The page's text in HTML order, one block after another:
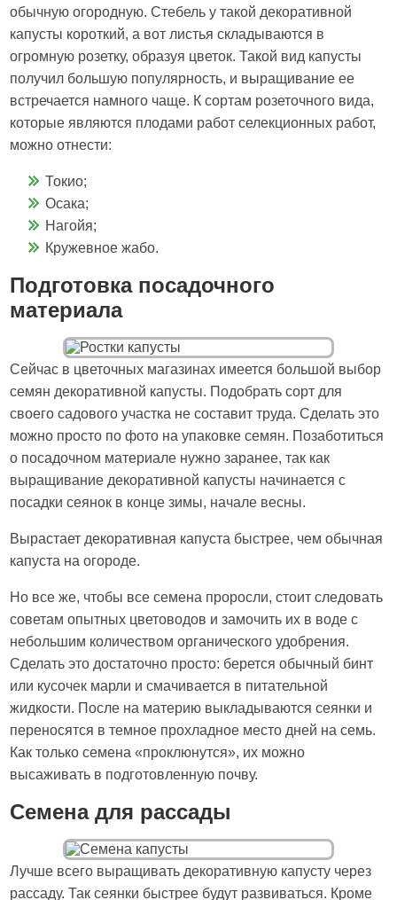
обычную огородную. Стебель у такой декоративной
капусты короткий, а вот листья складываются в
огромную розетку, образуя цветок. Такой вид капусты
получил большую популярность, и выращивание ее
встречается намного чаще. К сортам розеточного вида,
которые являются плодами работ селекционных работ,
можно отнести:
Токио;
Осака;
Нагойя;
Кружевное жабо.
Подготовка посадочного
материала
Сейчас в цветочных магазинах имеется большой выбор
семян декоративной капусты. Подобрать сорт для
своего садового участка не составит труда. Сделать это
можно просто по фото на упаковке семян. Позаботиться
о посадочном материале нужно заранее, так как
выращивание декоративной капусты начинается с
посадки сеянок в конце зимы, начале весны.
Вырастает декоративная капуста быстрее, чем обычная
капуста на огороде.
Но все же, чтобы все семена проросли, стоит следовать
советам опытных цветоводов и замочить их в воде с
небольшим количеством органического удобрения.
Сделать это достаточно просто: берется обычный бинт
или кусочек марли и смачивается в питательной
жидкости. После на материю выкладываются сеянки и
переносятся в темное прохладное место дней на семь.
Как только семена «проклюнутся», их можно
высаживать в подготовленную почву.
Семена для рассады
Лучше всего выращивать декоративную капусту через
рассаду. Так сеянки быстрее будут развиваться. Кроме